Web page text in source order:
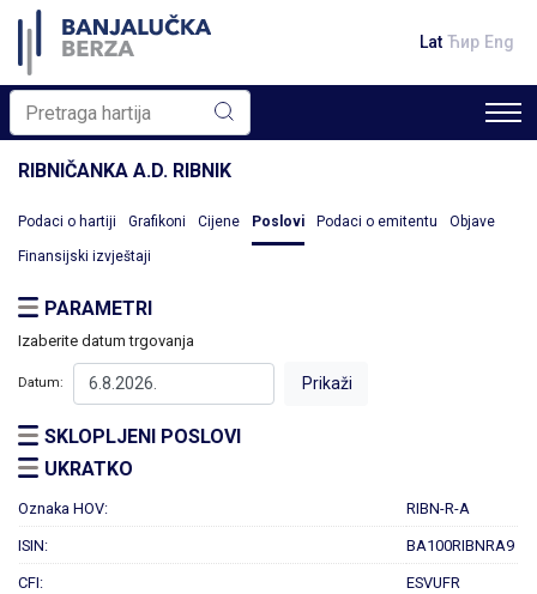
Lat Ћир Eng
RIBNIČANKA A.D. RIBNIK
Podaci o hartiji Grafikoni Cijene Poslovi Podaci o emitentu Objave
Finansijski izvještaji
PARAMETRI
Izaberite datum trgovanja
Datum:
SKLOPLJENI POSLOVI
UKRATKO
Oznaka HOV: RIBN-R-A
ISIN: BA100RIBNRA9
CFI: ESVUFR